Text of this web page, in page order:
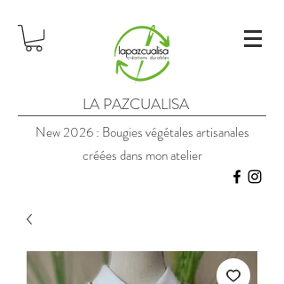
LA PAZCUALISA
New 2026 : Bougies végétales artisanales
créées dans mon atelier